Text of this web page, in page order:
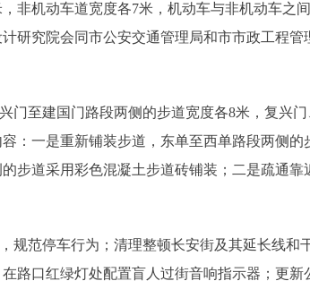
非机动车道宽度各7米，机动车与非机动车之
研究院会同市公安交通管理局和市市政工程
至建国门路段两侧的步道宽度各8米，复兴门
：一是重新铺装步道，东单至西单路段两侧
步道采用彩色混凝土步道砖铺装；二是疏通
范停车行为；清理整顿长安街及其延长线和
路口红绿灯处配置盲人过街音响指示器；更